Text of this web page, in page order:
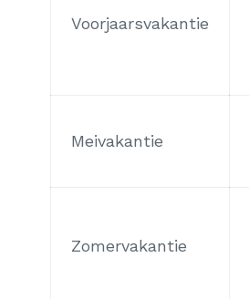
Voorjaarsvakantie
Meivakantie
Zomervakantie